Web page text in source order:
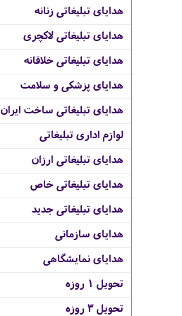
هدایای تبلیغاتی زنانه
هدایای تبلیغاتی لاکچری
هدایای تبلیغاتی خلاقانه
هدایای پزشکی و سلامت
هدایای تبلیغاتی ساخت ایران
لوازم اداری تبلیغاتی
هدایای تبلیغاتی ارزان
هدایای تبلیغاتی خاص
هدایای تبلیغاتی جدید
هدایای سازمانی
هدایای نمایشگاهی
تحویل 1 روزه
تحویل 3 روزه